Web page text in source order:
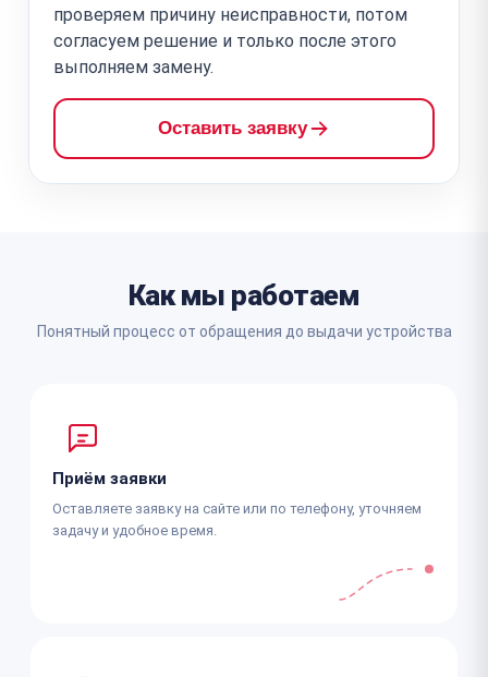
проверяем причину неисправности, потом
согласуем решение и только после этого
выполняем замену.
Оставить заявку
Как мы работаем
Понятный процесс от обращения до выдачи устройства
Приём заявки
Оставляете заявку на сайте или по телефону, уточняем
задачу и удобное время.